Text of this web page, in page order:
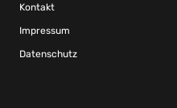
Kontakt
Impressum
Datenschutz